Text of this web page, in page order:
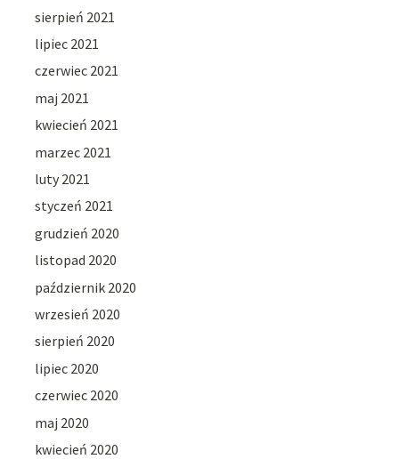
sierpień 2021
lipiec 2021
czerwiec 2021
maj 2021
kwiecień 2021
marzec 2021
luty 2021
styczeń 2021
grudzień 2020
listopad 2020
październik 2020
wrzesień 2020
sierpień 2020
lipiec 2020
czerwiec 2020
maj 2020
kwiecień 2020